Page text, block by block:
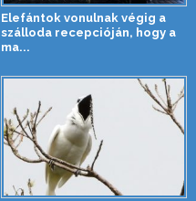
Elefántok vonulnak végig a
szálloda recepcióján, hogy a
ma...